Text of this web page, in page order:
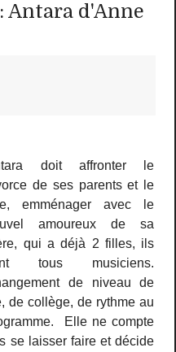
Antara d'Anne
doit affronter le
de ses parents et le
emménager avec le
amoureux de sa
qui a déjà 2 filles, ils
tous musiciens.
de niveau de
de collège, de rythme au
Elle ne compte
se laisser faire et décide